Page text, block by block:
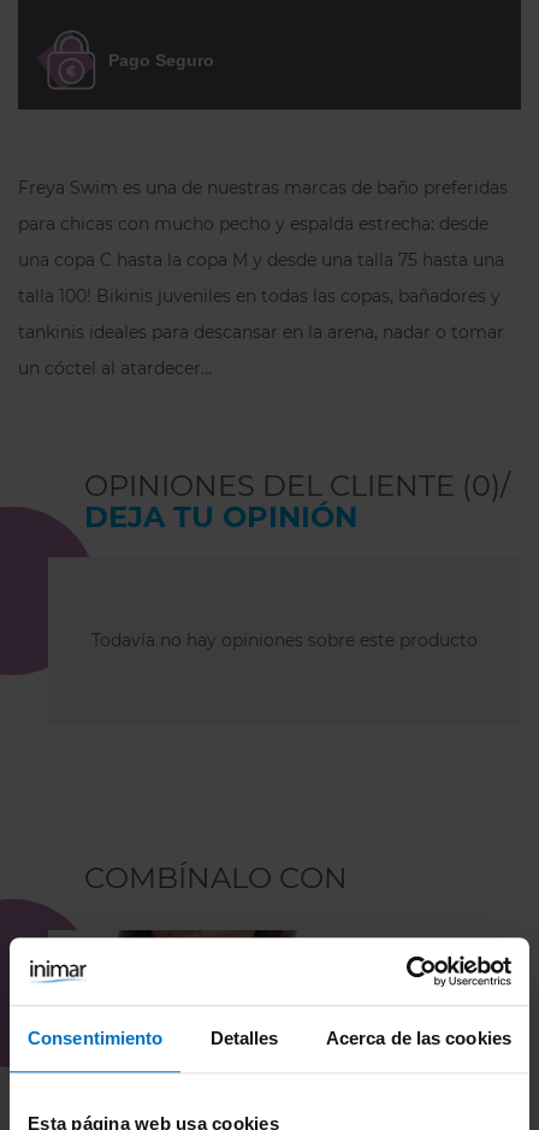
Consentimiento Detalles Acerca de las cookies
Esta página web usa cookies
Pago Seguro
Freya Swim es una de nuestras marcas de baño preferidas
para chicas con mucho pecho y espalda estrecha: desde
una copa C hasta la copa M y desde una talla 75 hasta una
talla 100! Bikinis juveniles en todas las copas, bañadores y
tankinis ideales para descansar en la arena, nadar o tomar
un cóctel al atardecer…
OPINIONES DEL CLIENTE (0)/
DEJA TU OPINIÓN
Todavía no hay opiniones sobre este producto
COMBÍNALO CON